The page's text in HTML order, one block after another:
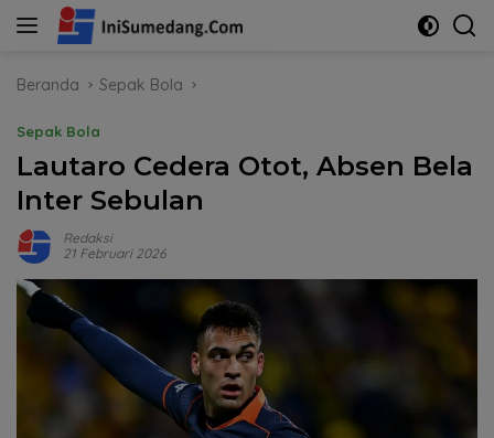
Langsung
Beranda
Sepak Bola
Sepak Bola
Lautaro Cedera Otot, Absen Bela
Inter Sebulan
Redaksi
21 Februari 2026